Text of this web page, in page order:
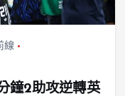
線
鐘2助攻逆轉英